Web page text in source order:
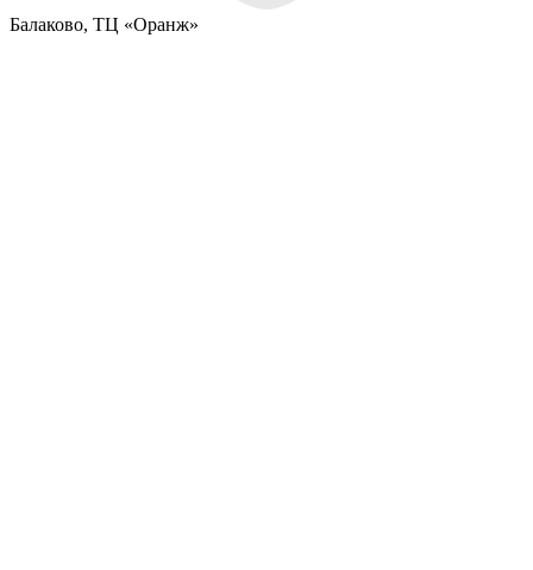
Балаково, ТЦ «Оранж»